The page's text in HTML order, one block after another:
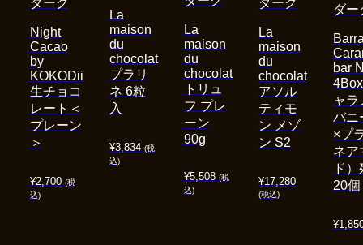
¥2,700 (税
込)
Night
Cacao
by
KOKODii
生チョコ
レート＜
プレーン
＞
ダーク
¥3,834 (税
込)
La
maison
du
chocolat
プラリ
ネ 6粒
入
¥5,508 (税
込)
La
maison
du
chocolat
トリュ
フ プレ
ーン
90g
¥17,280
(税込)
La
maison
du
chocolat
アソル
ティモ
ン メゾ
ン S2
ダーク
¥
bar
ャラ
バニ
×プ
ネア
ド
20個
ダー